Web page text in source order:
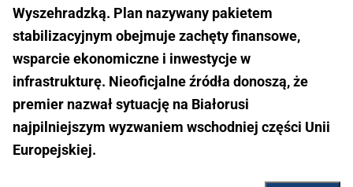
Wyszehradzką. Plan nazywany pakietem
stabilizacyjnym obejmuje zachęty finansowe,
wsparcie ekonomiczne i inwestycje w
infrastrukturę. Nieoficjalne źródła donoszą, że
premier nazwał sytuację na Białorusi
najpilniejszym wyzwaniem wschodniej części Unii
Europejskiej.